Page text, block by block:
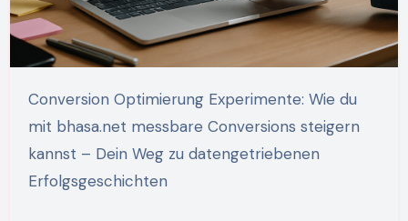
Conversion Optimierung Experimente: Wie du
mit bhasa.net messbare Conversions steigern
kannst – Dein Weg zu datengetriebenen
Erfolgsgeschichten